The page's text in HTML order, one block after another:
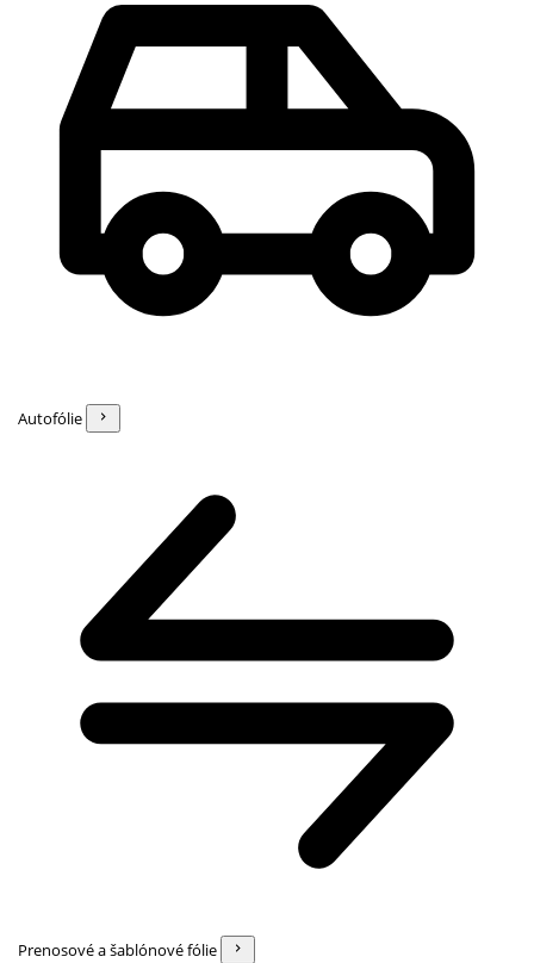
Autofólie
Prenosové a šablónové fólie